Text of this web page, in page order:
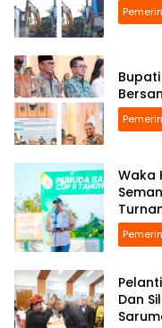
Waka
Dan Silat